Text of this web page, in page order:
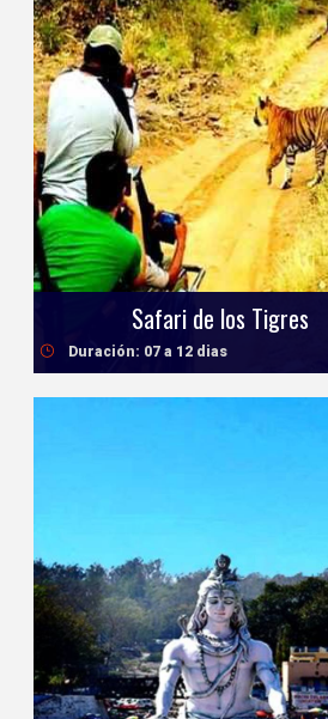
Safari de los Tigres
Duración: 07 a 12 dias